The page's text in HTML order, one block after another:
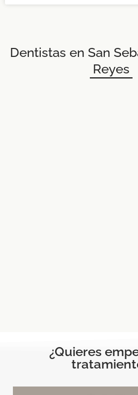
Dentistas en San
Reyes
¿Quieres